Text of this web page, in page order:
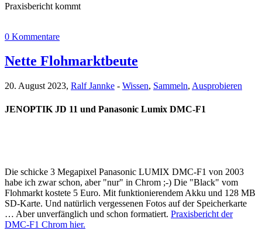
Praxisbericht kommt
0 Kommentare
Nette Flohmarktbeute
20. August 2023, Ralf Jannke - Wissen, Sammeln, Ausprobieren
JENOPTIK JD 11 und Panasonic Lumix DMC-F1
Die schicke 3 Megapixel Panasonic LUMIX DMC-F1 von 2003
habe ich zwar schon, aber "nur" in Chrom ;-) Die "Black" vom
Flohmarkt kostete 5 Euro. Mit funktionierendem Akku und 128 MB
SD-Karte. Und natürlich vergessenen Fotos auf der Speicherkarte
… Aber unverfänglich und schon formatiert. Praxisbericht der
DMC-F1 Chrom hier.